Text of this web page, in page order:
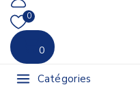
0
0
Catégories